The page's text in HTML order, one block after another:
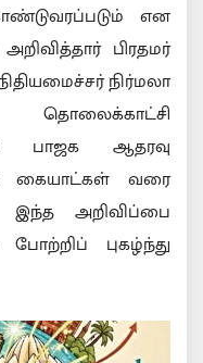
என
பிரதமர்
நிர்மலா
பாஜக ஆதரவு
கையாட்கள் வரை
அறிவிப்பை
புகழ்ந்து